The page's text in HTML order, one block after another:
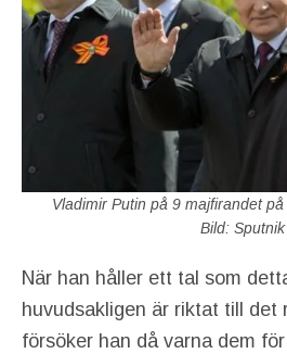
Vladimir Putin på 9 majfirandet
Bild: Sputnik
När han håller ett tal som
huvudsakligen är riktat till det
försöker han då varna dem